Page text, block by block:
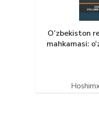
O‘zbekiston
mahkamasi: